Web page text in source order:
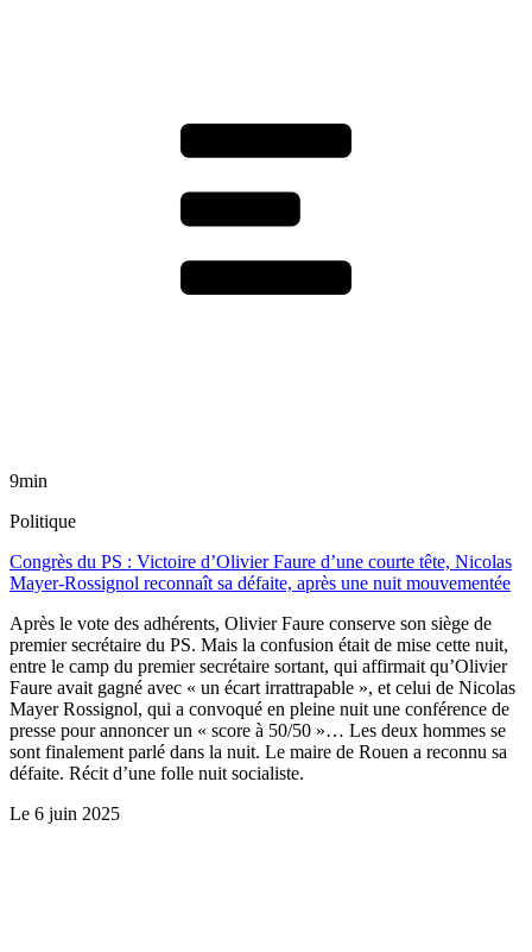
9min
Politique
Congrès du PS : Victoire d’Olivier Faure d’une courte tête, Nicolas
Mayer-Rossignol reconnaît sa défaite, après une nuit mouvementée
Après le vote des adhérents, Olivier Faure conserve son siège de
premier secrétaire du PS. Mais la confusion était de mise cette nuit,
entre le camp du premier secrétaire sortant, qui affirmait qu’Olivier
Faure avait gagné avec « un écart irrattrapable », et celui de Nicolas
Mayer Rossignol, qui a convoqué en pleine nuit une conférence de
presse pour annoncer un « score à 50/50 »… Les deux hommes se
sont finalement parlé dans la nuit. Le maire de Rouen a reconnu sa
défaite. Récit d’une folle nuit socialiste.
Le 6 juin 2025